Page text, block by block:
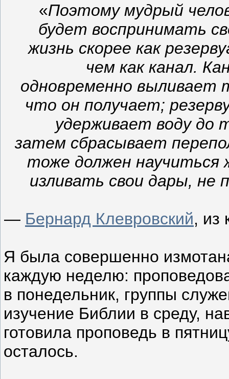
«Поэтому мудрый
будет воспринимать
жизнь скорее как
чем как канал.
одновременно выливает
что он получает;
удерживает воду до
затем сбрасывает
тоже должен
изливать свои дары,
— Бернард Клевровский, из
Я была совершенно
каждую неделю:
в понедельник, группы
изучение Библии в среду,
готовила проповедь в
осталось.